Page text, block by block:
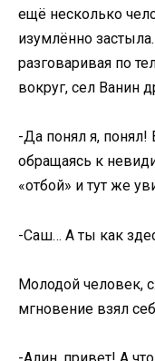
ещё несколько
изумлённо
разговаривая по
вокруг, сел Ванин
-Да понял я, понял!
обращаясь к
«отбой» и тут же
-Саш… А ты как
Молодой человек,
мгновение взял